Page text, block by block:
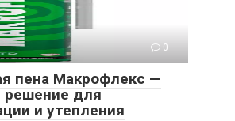
0
пена Макрофлекс —
для
и утепления